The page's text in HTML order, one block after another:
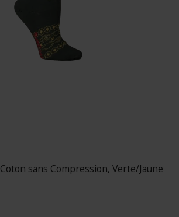
sans Compression, Verte/Jaune